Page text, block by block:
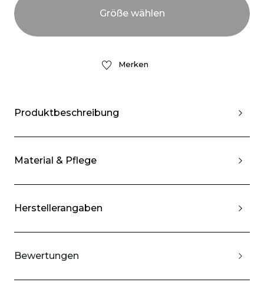
Merken
Produktbeschreibung
Material & Pflege
Herstellerangaben
Bewertungen